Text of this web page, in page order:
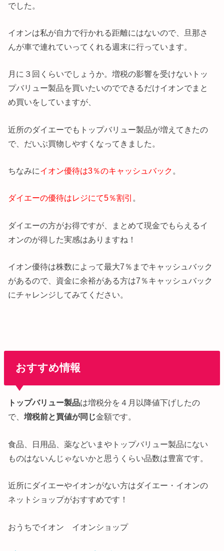
でした。
イオンは私が自力で行かれる距離にはないので、旦那さ
んが車で連れていってくれる週末に行っています。
月に３回くらいでしょうか。増税の影響を受けないトッ
プバリュー製品を買いたいのでできるだけイオンでまと
め買いをしていますが、
近所のダイエーでもトップバリュー製品が増えてきたの
で、だいぶ買物しやすくなってきました。
ちなみにイオン優待は3％のキャッシュバック 。
ダイエーの優待はレジにて5％割引 。
ダイエーの方がお得ですが、まとめて現金でもらえるイ
オンのが得した実感はありますね！
イオン優待は株数によって最大7％までキャッシュバック
があるので、資金に余裕がある方は7％キャッシュバック
にチャレンジしてみてください。
おすすめ情報
トップバリュー製品は増税分を４月以降値下げしたの
で、増税前と買値が同じ金額です。
食品、日用品、薬などいまやトップバリュー製品にない
ものはないんじゃないかと思うくらい品数は豊富です。
近所にダイエーやイオンがない方はダイエー・イオンの
ネットショップがおすすめです！
おうちでイオン イオンショップ